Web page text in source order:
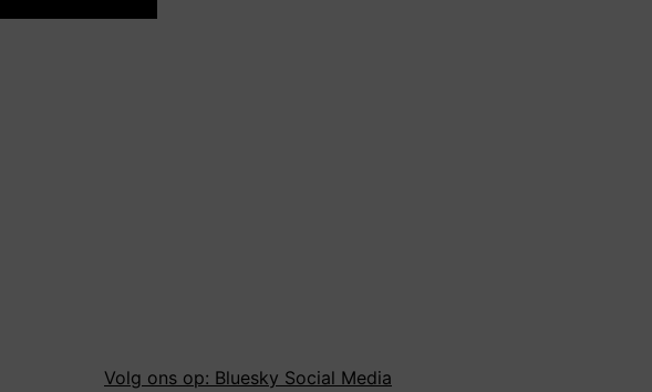
Volg ons op: Bluesky Social Media